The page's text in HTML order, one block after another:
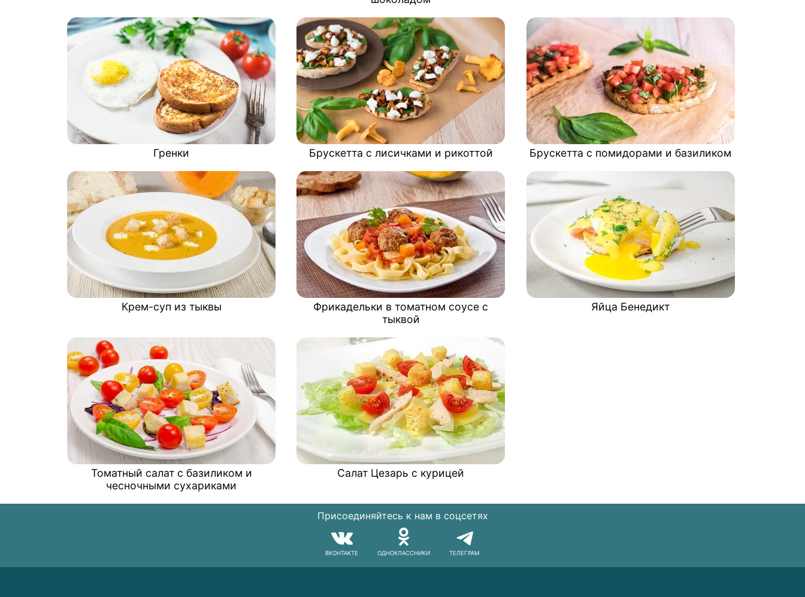
Гренки Брускетта с лисичками и рикоттой Брускетта с помидорами и базиликом
Крем-суп из тыквы
Фрикадельки в томатном соусе с
тыквой
Яйца Бенедикт
Томатный салат с базиликом и
чесночными сухариками
Салат Цезарь с курицей
Присоединяйтесь к нам в соцсетях
ВКОНТАКТЕ ОДНОКЛАССНИКИ ТЕЛЕГРАМ